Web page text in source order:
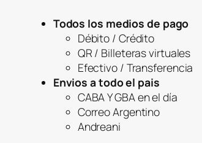
Todos los medios de pago
Débito / Crédito
QR / Billeteras virtuales
Efectivo / Transferencia
Envios a todo el pais
CABA Y GBA en el día
Correo Argentino
Andreani